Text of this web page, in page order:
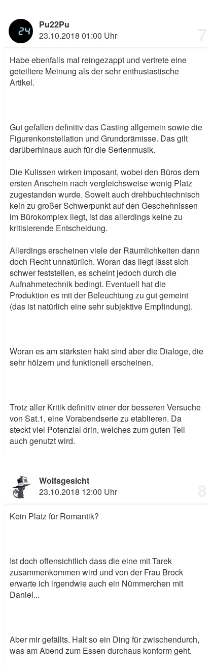
Pu22Pu
23.10.2018 01:00 Uhr
Habe ebenfalls mal reingezappt und vertrete eine
geteiltere Meinung als der sehr enthusiastische
Artikel.
Gut gefallen definitiv das Casting allgemein sowie die
Figurenkonstellation und Grundprämisse. Das gilt
darüberhinaus auch für die Serienmusik.
Die Kulissen wirken imposant, wobei den Büros dem
ersten Anschein nach vergleichsweise wenig Platz
zugestanden wurde. Soweit auch drehbuchtechnisch
kein zu großer Schwerpunkt auf den Geschehnissen
im Bürokomplex liegt, ist das allerdings keine zu
kritisierende Entscheidung.
Allerdings erscheinen viele der Räumlichkeiten dann
doch Recht unnatürlich. Woran das liegt lässt sich
schwer feststellen, es scheint jedoch durch die
Aufnahmetechnik bedingt. Eventuell hat die
Produktion es mit der Beleuchtung zu gut gemeint
(das ist natürlich eine sehr subjektive Empfindung).
Woran es am stärksten hakt sind aber die Dialoge, die
sehr hölzern und funktionell erscheinen.
Trotz aller Kritik definitiv einer der besseren Versuche
von Sat.1, eine Vorabendserie zu etablieren. Da
steckt viel Potenzial drin, welches zum guten Teil
auch genutzt wird.
Wolfsgesicht
23.10.2018 12:00 Uhr
Kein Platz für Romantik?
Ist doch offensichtlich dass die eine mit Tarek
zusammenkommen wird und von der Frau Brock
erwarte ich irgendwie auch ein Nümmerchen mit
Daniel...
Aber mir gefällts. Halt so ein Ding für zwischendurch,
was am Abend zum Essen durchaus konform geht.